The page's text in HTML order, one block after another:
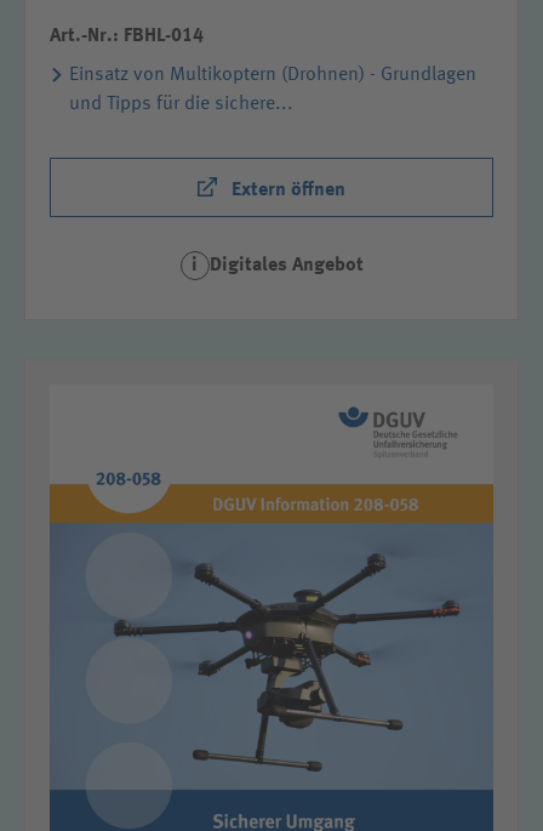
Art.-Nr.: FBHL-014
Einsatz von Multikoptern (Drohnen) - Grundlagen
und Tipps für die sichere...
Extern öffnen
i Digitales Angebot